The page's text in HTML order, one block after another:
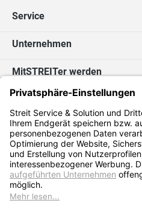
Service
Unternehmen
MitSTREITer werden
Kontakt
Social Media